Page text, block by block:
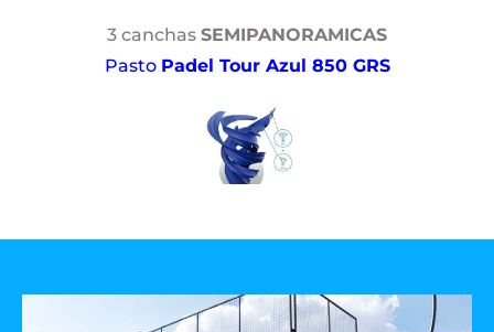
3 canchas SEMIPANORAMICAS
Pasto Padel Tour Azul 850 GRS